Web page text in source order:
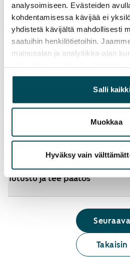
analysoimiseen. Evästeiden
kohdentamisessa kävijää ei
yhdistetä kävijältä mahdollisesti
saatuihin henkilötietoihin.
mainosalan ja analytiikka-alan
yhdistää näitä tietoja muihin
heille tai joita on kerätty, kun olet
palvelujaan.
Salli
Muokkaa
Hyväksy vain
Katso tarkemmat
Lisää koteja hakemukselle
Tunnistaudu ja hae
Tutustu ja tee päätös
Takaisin
Seuraava